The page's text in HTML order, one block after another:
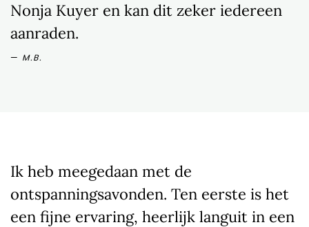
Nonja Kuyer en kan dit zeker iedereen
aanraden.
M.B.
Ik heb meegedaan met de
ontspanningsavonden. Ten eerste is het
een fijne ervaring, heerlijk languit in een